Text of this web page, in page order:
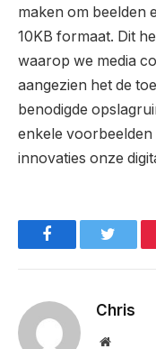
maken om beelden
10KB formaat. Dit
waarop we media
aangezien het de
benodigde
enkele voorbeelden
innovaties onze
Facebook
Chris
Website